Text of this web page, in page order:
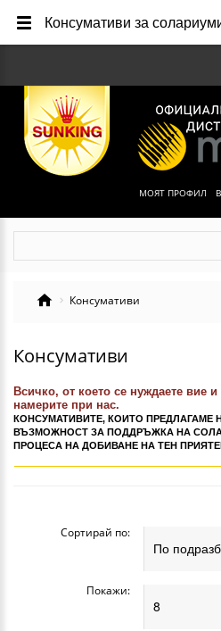
МОЯТ ПРОФИЛ
Консумативи
Консумативи
Всичко, от което се нуждаете вие
намерите при нас.
КОНСУМАТИВИТЕ, КОИТО ПРЕДЛАГАМЕ
ВЪЗМОЖНОСТ ЗА ПОДДРЪЖКА НА
ПРОЦЕСА НА ДОБИВАНЕ НА ТЕН
Сортирай по:
Покажи:
Консумативи за